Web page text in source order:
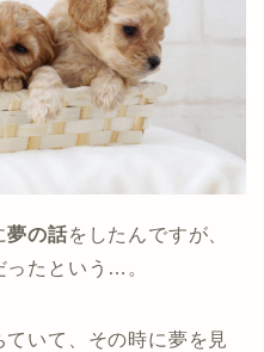
夢の話をしたんですが、
ったという…。
いて、その時に夢を見